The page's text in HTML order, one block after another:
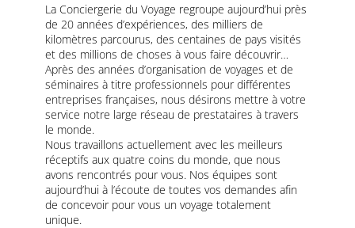
La Conciergerie du Voyage regroupe aujourd’hui près
de 20 années d’expériences, des milliers de
kilomètres parcourus, des centaines de pays visités
et des millions de choses à vous faire découvrir…
Après des années d’organisation de voyages et de
séminaires à titre professionnels pour différentes
entreprises françaises, nous désirons mettre à votre
service notre large réseau de prestataires à travers
le monde.
Nous travaillons actuellement avec les meilleurs
réceptifs aux quatre coins du monde, que nous
avons rencontrés pour vous. Nos équipes sont
aujourd’hui à l’écoute de toutes vos demandes afin
de concevoir pour vous un voyage totalement
unique.